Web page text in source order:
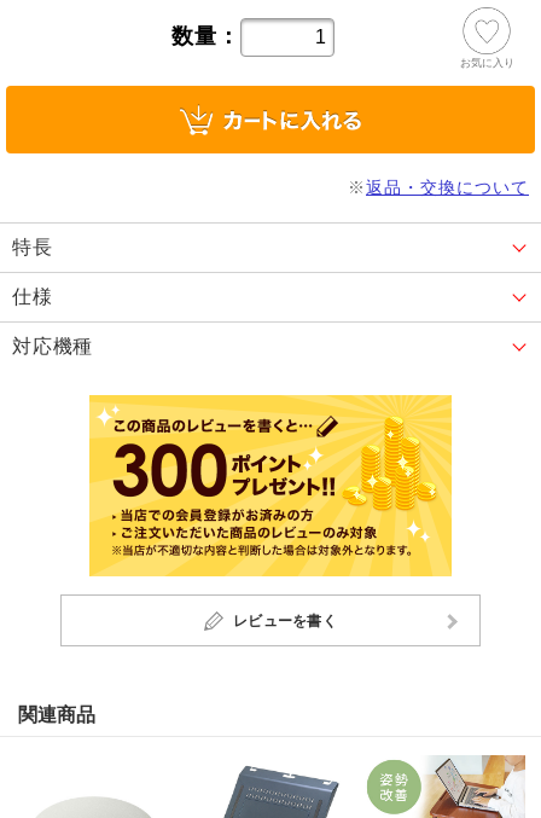
数量：
お気に入り
※返品・交換について
特長
仕様
対応機種
レビューを書く
関連商品